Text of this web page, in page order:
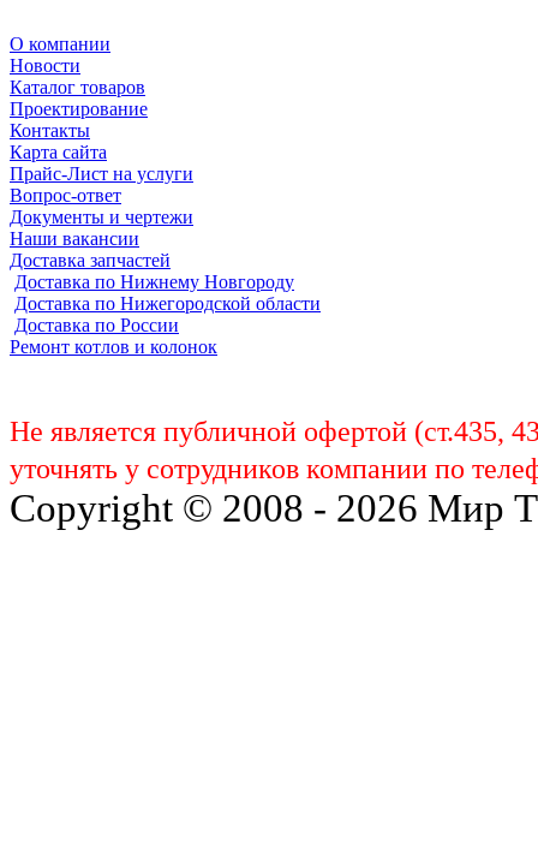
О компании
Новости
Каталог товаров
Проектирование
Контакты
Карта сайта
Прайс-Лист на услуги
Вопрос-ответ
Документы и чертежи
Наши вакансии
Доставка запчастей
Доставка по Нижнему Новгороду
Доставка по Нижегородской области
Доставка по России
Ремонт котлов и колонок
Не является публичной офертой (ст.435,
уточнять у сотрудников компании по
Copyright © 2008 - 2026 Мир